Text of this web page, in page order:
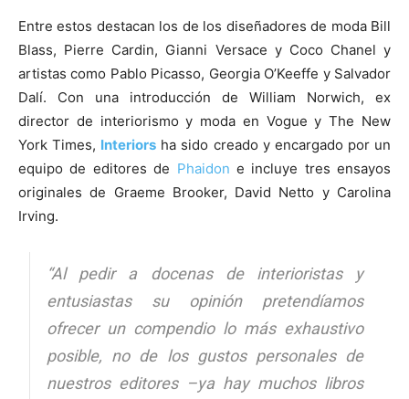
Entre estos destacan los de los diseñadores de moda Bill
Blass, Pierre Cardin, Gianni Versace y Coco Chanel y
artistas como Pablo Picasso, Georgia O’Keeffe y Salvador
Dalí. Con una introducción de William Norwich, ex
director de interiorismo y moda en Vogue y The New
York Times, Interiors ha sido creado y encargado por un
equipo de editores de Phaidon e incluye tres ensayos
originales de Graeme Brooker, David Netto y Carolina
Irving.
“Al pedir a docenas de interioristas y
entusiastas su opinión pretendíamos
ofrecer un compendio lo más exhaustivo
posible, no de los gustos personales de
nuestros editores –ya hay muchos libros